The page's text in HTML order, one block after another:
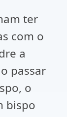
ter
com o
a
passar
o
bispo